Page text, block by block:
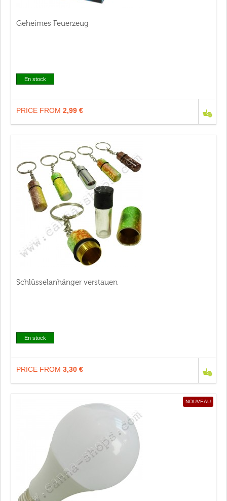
Geheimes Feuerzeug
En stock
PRICE FROM 2,99 €
Schlüsselanhänger verstauen
En stock
PRICE FROM 3,30 €
NOUVEAU